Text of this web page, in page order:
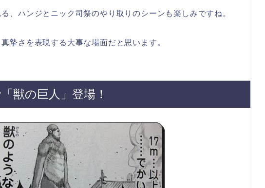
、ハンジとニック司祭のやり取りのシーンも楽しみですね。
摯さを表現する大事な場面だと思います。
獣の巨人」登場！